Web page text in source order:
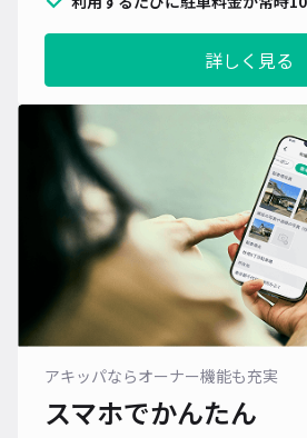
詳しく見る
アキッパならオーナー機能も充実
スマホでかんたん